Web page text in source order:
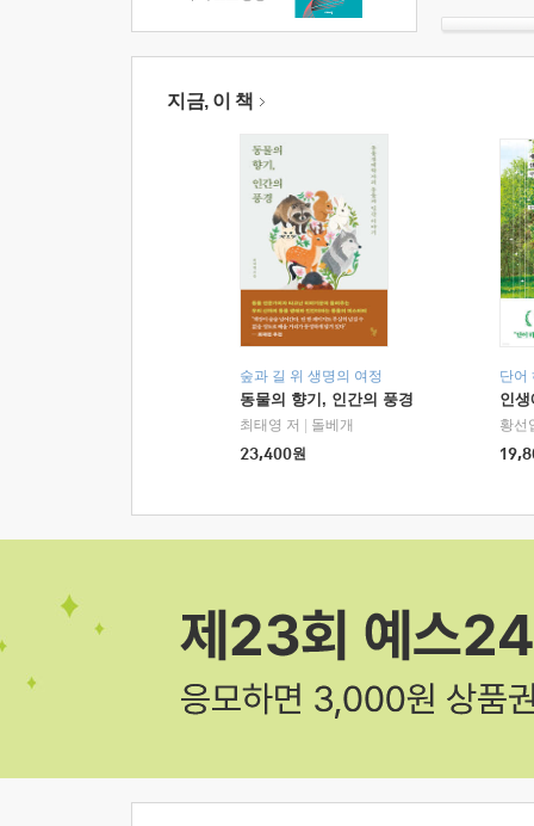
지금, 이 책
숲과 길 위 생명의 여정
동물의 향기, 인간의 풍경
최태영 저
돌베개
23,400원
단어
인
황선